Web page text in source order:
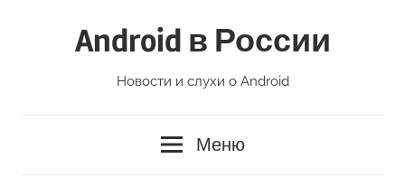
Android в России
Новости и слухи о Android
Меню